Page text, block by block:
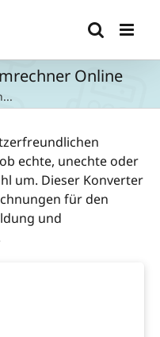
Online
echte, unechte oder
um. Dieser Konverter
für den
und